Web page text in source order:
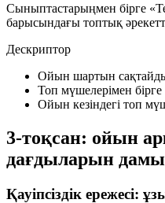
Сыныптастарыңмен бірге
барысындағы топтық
Дескриптор
Ойын шартын
Топ мүшелерімен
Ойын кезіндегі топ
3-тоқсан: ойын
дағдыларын
Қауіпсіздік ережесі: